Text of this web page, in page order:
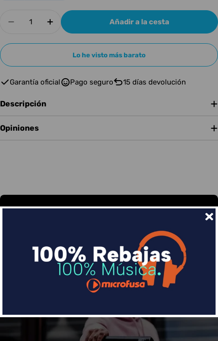
Añadir a la cesta
Lo he visto más barato
Garantía oficial Pago seguro 15 días devolución
Descripción
Opiniones
Financia tus compras con Sequra
Divide en 3 sin coste o hasta en 18 meses por una
pequeña cuota al mes con Sequra
Más info